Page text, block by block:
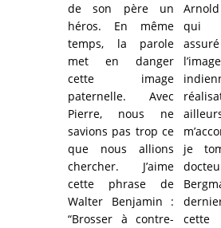
de son père un
héros. En même
temps, la parole
met en danger
cette image
paternelle. Avec
Pierre, nous ne
savions pas trop ce
que nous allions
chercher. J’aime
cette phrase de
Walter Benjamin :
“Brosser à contre-
qui
je
cette